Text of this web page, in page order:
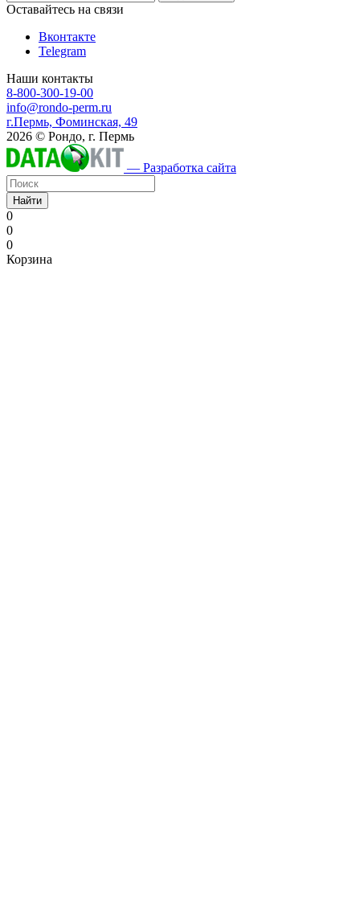
Оставайтесь на связи
Вконтакте
Telegram
Наши контакты
8-800-300-19-00
info@rondo-perm.ru
г.Пермь, Фоминская, 49
2026 © Рондо, г. Пермь
— Разработка сайта
Найти
0
0
0
Корзина